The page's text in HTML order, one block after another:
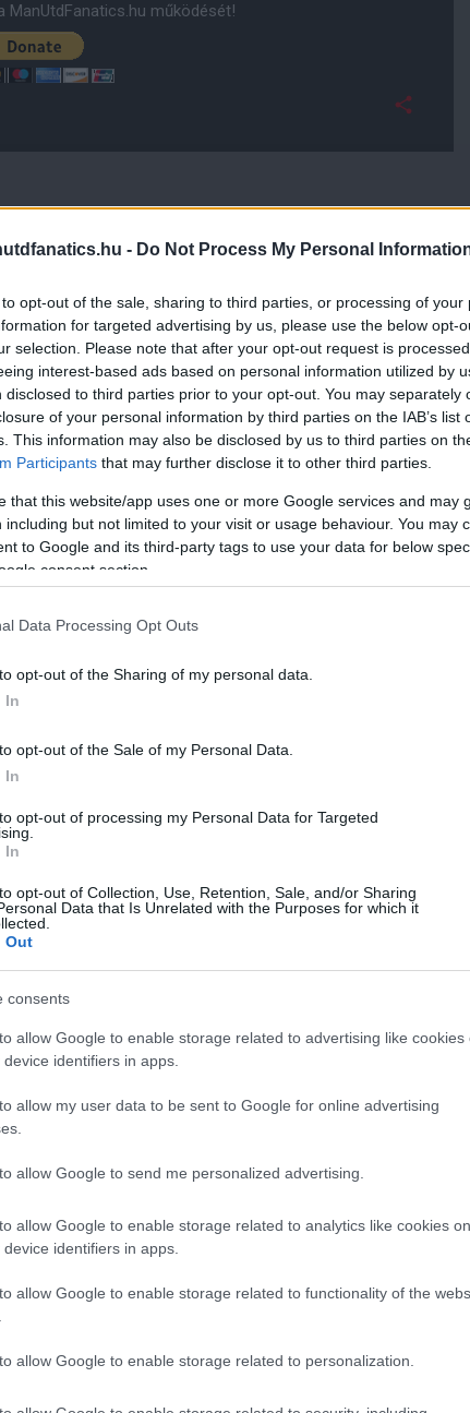
- Do Not Process My Personal
opt-out of the sale, sharing to third parties, or processing of your
for targeted advertising by us, please use the below opt-
selection. Please note that after your opt-out request is
interest-based ads based on personal information utilized by
disclosed to third parties prior to your opt-out. You may separately
of your personal information by third parties on the IAB’s list
This information may also be disclosed by us to third parties on
Participants that may further disclose it to other third parties.
that this website/app uses one or more Google services and may
including but not limited to your visit or usage behaviour. You may
to Google and its third-party tags to use your data for below
consent section.
Data Processing Opt Outs
opt-out of the Sharing of my personal data.
In
opt-out of the Sale of my Personal Data.
In
opt-out of processing my Personal Data for Targeted
In
opt-out of Collection, Use, Retention, Sale, and/or Sharing
Data that Is Unrelated with the Purposes for which it
Out
consents
allow Google to enable storage related to advertising like cookies
identifiers in apps.
allow my user data to be sent to Google for online advertising
allow Google to send me personalized advertising.
allow Google to enable storage related to analytics like cookies on
identifiers in apps.
allow Google to enable storage related to functionality of the
allow Google to enable storage related to personalization.
ManUtdFanatics.hu működését!